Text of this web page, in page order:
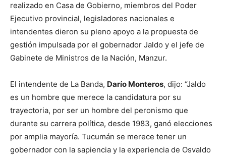
realizado en Casa de Gobierno, miembros del Poder
Ejecutivo provincial, legisladores nacionales e
intendentes dieron su pleno apoyo a la propuesta de
gestión impulsada por el gobernador Jaldo y el jefe de
Gabinete de Ministros de la Nación, Manzur.
El intendente de La Banda, Darío Monteros, dijo: “Jaldo
es un hombre que merece la candidatura por su
trayectoria, por ser un hombre del peronismo que
durante su carrera política, desde 1983, ganó elecciones
por amplia mayoría. Tucumán se merece tener un
gobernador con la sapiencia y la experiencia de Osvaldo